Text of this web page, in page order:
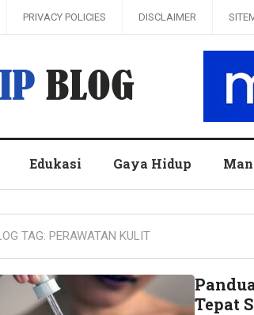
PRIVACY POLICIES DISCLAIMER
Edukasi Gaya Hidup
TAG: PERAWATAN KULIT
Tepat